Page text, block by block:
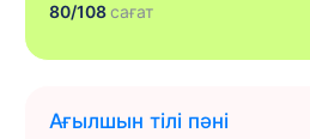
80/108сағат
Ағылшын тілі пәні